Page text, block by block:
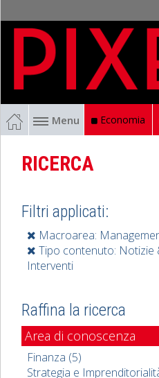
Menu Economia
RICERCA
Filtri applicati:
Macroarea:
Tipo contenuto: Notizie
Interventi
Raffina la ricerca
Area di conoscenza
Finanza (5)
Strategia e